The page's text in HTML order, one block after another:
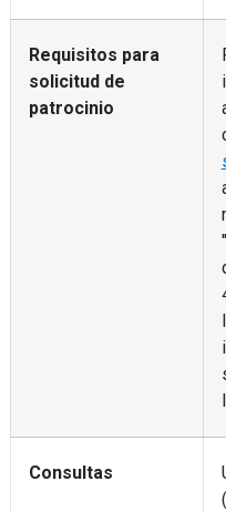
Requisitos para
solicitud de
patrocinio
Consultas